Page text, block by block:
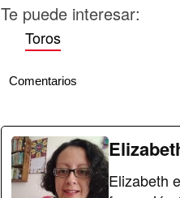
Te puede interesar:
Toros
Comentarios
Elizabeth